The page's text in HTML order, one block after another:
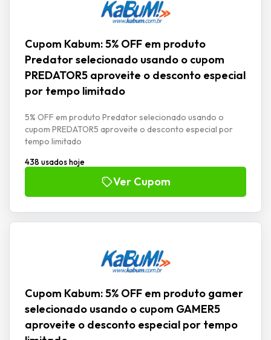
Cupom Kabum: 5% OFF em produto
Predator selecionado usando o cupom
PREDATOR5 aproveite o desconto especial
por tempo limitado
5% OFF em produto Predator selecionado usando o
cupom PREDATOR5 aproveite o desconto especial por
tempo limitado
438 usados hoje
Ver Cupom
Cupom Kabum: 5% OFF em produto gamer
selecionado usando o cupom GAMER5
aproveite o desconto especial por tempo